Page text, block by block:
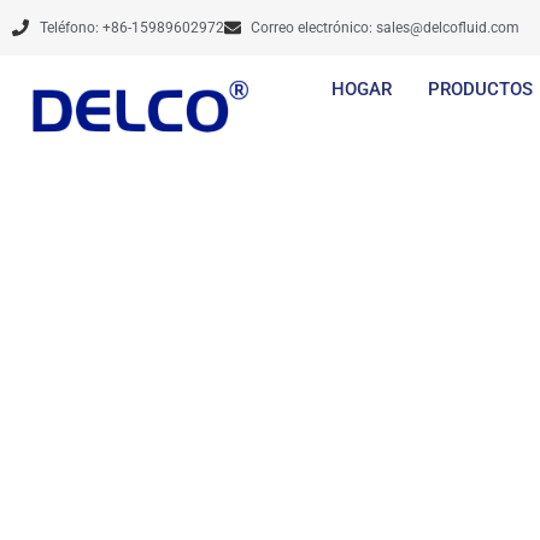
Teléfono: +86-15989602972 Correo electrónico: sales@delcofluid.com
HOGAR PRODUCTOS